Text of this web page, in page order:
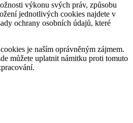
výkonu svých práv, způsobu
jednotlivých cookies najdete v
ochrany osobních údajů, které
je naším oprávněným zájmem.
můžete uplatnit námitku proti tomuto